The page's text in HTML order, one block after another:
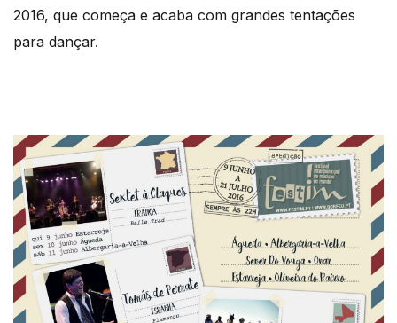
2016, que começa e acaba com grandes tentações
para dançar.